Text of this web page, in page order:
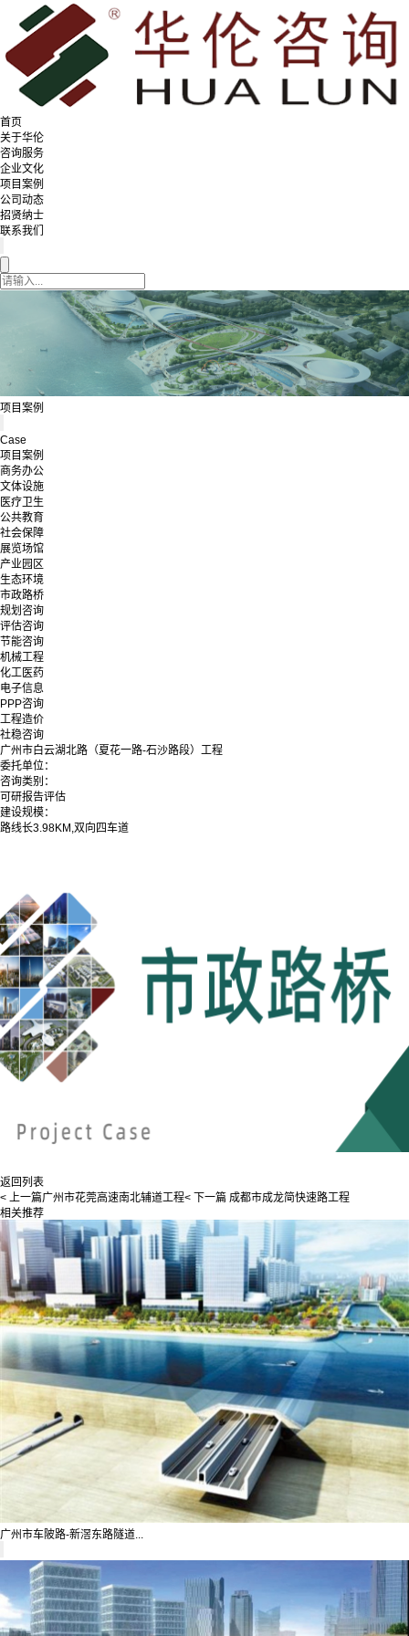
首页
关于华伦
咨询服务
企业文化
项目案例
公司动态
招贤纳士
联系我们
项目案例
Case
项目案例
商务办公
文体设施
医疗卫生
公共教育
社会保障
展览场馆
产业园区
生态环境
市政路桥
规划咨询
评估咨询
节能咨询
机械工程
化工医药
电子信息
PPP咨询
工程造价
社稳咨询
广州市白云湖北路（夏花一路-石沙路段）工程
委托单位：
咨询类别：
可研报告评估
建设规模：
路线长3.98KM,双向四车道
返回列表
< 上一篇广州市花莞高速南北辅道工程< 下一篇 成都市成龙简快速路工程
相关推荐
广州市车陂路-新滘东路隧道...